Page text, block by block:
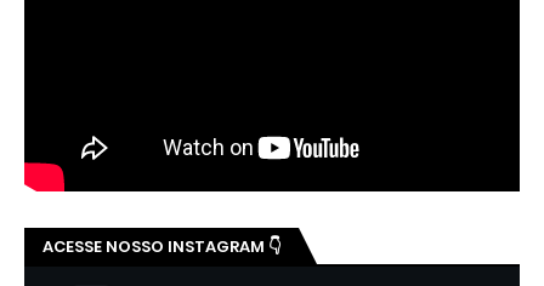
ACESSE NOSSO INSTAGRAM 👇